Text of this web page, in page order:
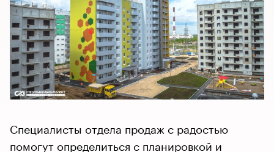
Специалисты отдела продаж с радостью
помогут определиться с планировкой и